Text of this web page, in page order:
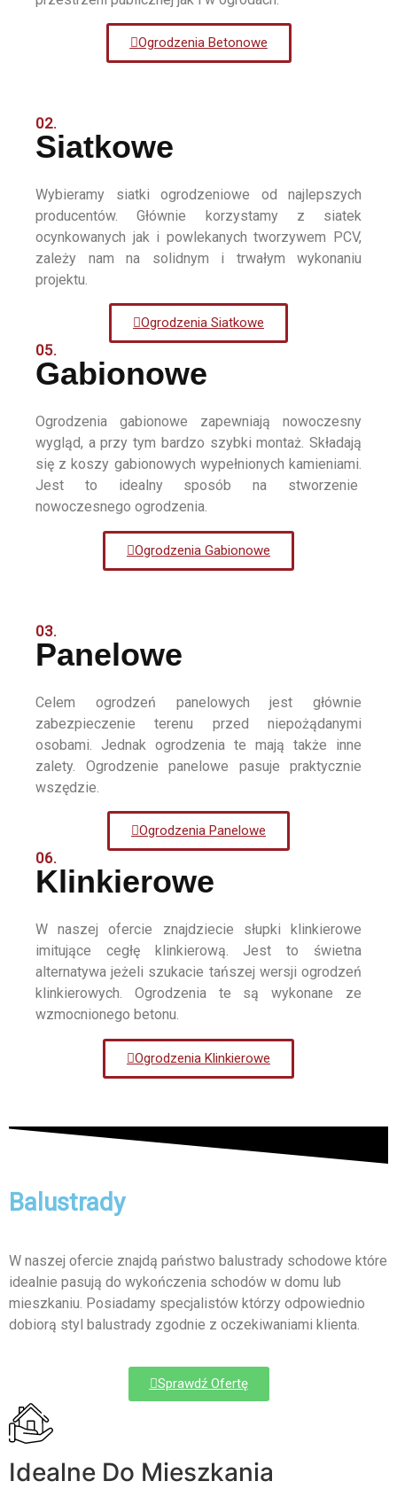
Ogrodzenia Betonowe
02.
Siatkowe
Wybieramy siatki ogrodzeniowe od najlepszych
producentów. Głównie korzystamy z siatek
ocynkowanych jak i powlekanych tworzywem PCV,
zależy nam na solidnym i trwałym wykonaniu
projektu.
Ogrodzenia Siatkowe
05.
Gabionowe
Ogrodzenia gabionowe zapewniają nowoczesny
wygląd, a przy tym bardzo szybki montaż. Składają
się z koszy gabionowych wypełnionych kamieniami.
Jest to idealny sposób na stworzenie
nowoczesnego ogrodzenia.
Ogrodzenia Gabionowe
03.
Panelowe
Celem ogrodzeń panelowych jest głównie
zabezpieczenie terenu przed niepożądanymi
osobami. Jednak ogrodzenia te mają także inne
zalety. Ogrodzenie panelowe pasuje praktycznie
wszędzie.
Ogrodzenia Panelowe
06.
Klinkierowe
W naszej ofercie znajdziecie słupki klinkierowe
imitujące cegłę klinkierową. Jest to świetna
alternatywa jeżeli szukacie tańszej wersji ogrodzeń
klinkierowych. Ogrodzenia te są wykonane ze
wzmocnionego betonu.
Ogrodzenia Klinkierowe
Balustrady
W naszej ofercie znajdą państwo balustrady schodowe które
idealnie pasują do wykończenia schodów w domu lub
mieszkaniu. Posiadamy specjalistów którzy odpowiednio
dobiorą styl balustrady zgodnie z oczekiwaniami klienta.
Sprawdź Ofertę
Idealne Do Mieszkania